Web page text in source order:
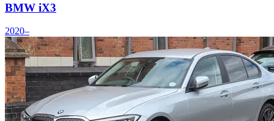
BMW iX3
2020–